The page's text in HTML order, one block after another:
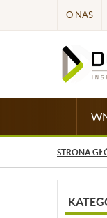
O NAS
STRONA